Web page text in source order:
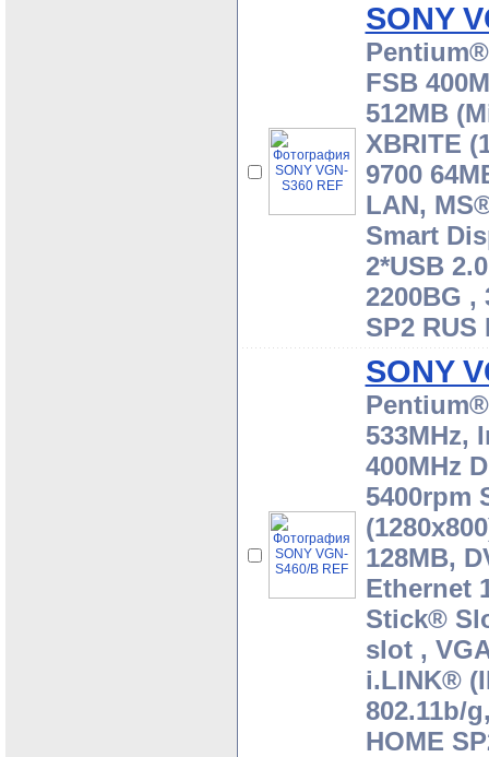
SONY
Pentium®
FSB
512MB
XBRITE
9700
LAN,
Smart
2*USB
2200BG ,
SP2 RUS
SONY
Pentium®
533MHz,
400MHz
5400rpm
128MB,
Ethernet
Stick®
slot ,
i.LINK®
802.11b/
HOME